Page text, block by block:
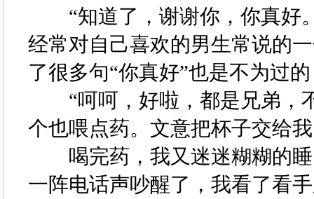
“知道了，谢谢你，你真好
经常对自己喜欢的男生常说的
了很多句“你真好”也是不为过
“呵呵，好啦，都是兄弟，
个也喂点药。文意把杯子交给
喝完药，我又迷迷糊糊的睡
一阵电话声吵醒了，我看了看